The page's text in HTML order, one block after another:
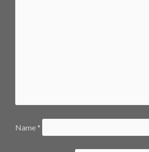
Name *